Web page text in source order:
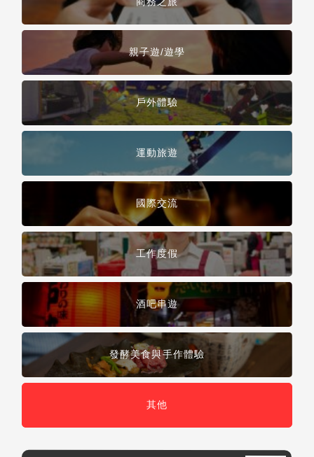
親子遊/遊學
戶外體驗
運動旅遊
國際交流
工作度假
酒吧串遊
發酵美食與手作體驗
其他